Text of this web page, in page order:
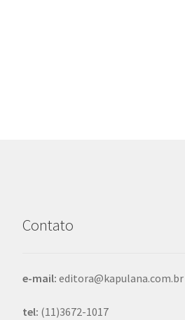
Contato
e-mail: editora@kapulana.com.br
tel: (11)3672-1017